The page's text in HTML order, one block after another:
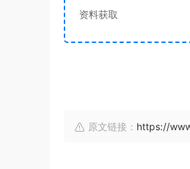
资料获取
原文链接： https://